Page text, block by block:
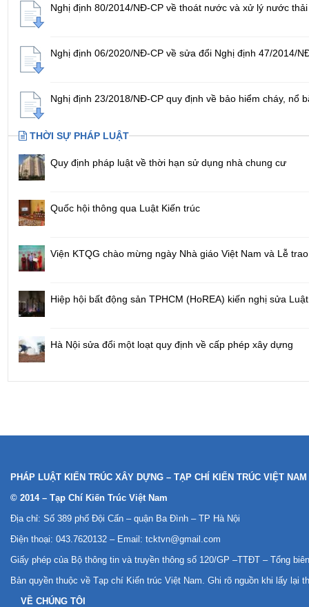
Nghị định 80/2014/NĐ-CP về thoát nước và xử lý nước thải
Nghị định 06/2020/NĐ-CP về sửa đổi Nghị định 47/2014/
Nghị định 23/2018/NĐ-CP quy định về bảo hiểm cháy, nổ
THỜI SỰ PHÁP LUẬT
Quy định pháp luật về thời hạn sử dụng nhà chung cư
Quốc hội thông qua Luật Kiến trúc
Viện KTQG chào mừng ngày Nhà giáo Việt Nam và Lễ
Hiệp hội bất động sản TPHCM (HoREA) kiến nghị sửa
Hà Nội sửa đổi một loạt quy định về cấp phép xây dựng
PHÁP LUẬT KIẾN TRÚC XÂY DỰNG – TẠP CHÍ KIẾN TRÚC VIỆT NAM
© 2014 – Tạp Chí Kiến Trúc Việt Nam
Địa chỉ: Số 389 phố Đội Cấn – quận Ba Đình – TP Hà Nội
Điện thoại: 043.7620132 – Email: tcktvn@gmail.com
Giấy phép của Bộ thông tin và truyền thông số 120/GP –TTĐT – Tổng
Bản quyền thuộc về Tạp chí Kiến trúc Việt Nam. Ghi rõ nguồn khi lấy lại
VỀ CHÚNG TÔI